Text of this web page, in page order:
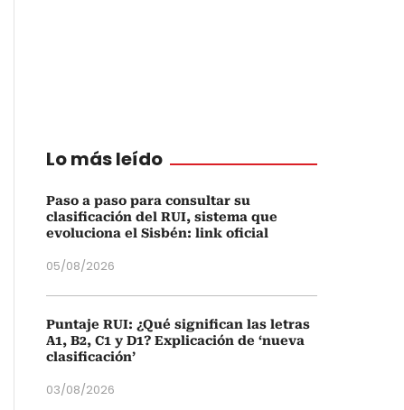
Lo más leído
Paso a paso para consultar su
clasificación del RUI, sistema que
evoluciona el Sisbén: link oficial
05/08/2026
Puntaje RUI: ¿Qué significan las letras
A1, B2, C1 y D1? Explicación de ‘nueva
clasificación’
03/08/2026